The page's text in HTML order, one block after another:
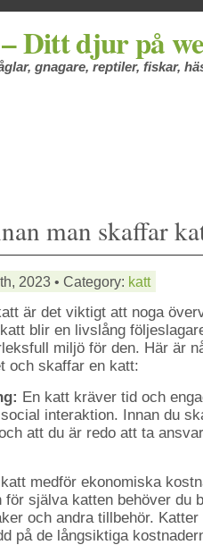
Ditt djur på
gnagare, reptiler, fiskar,
man skaffar
2023 • Category: katt
är det viktigt att noga
blir en livslång
miljö för den. Här är
och skaffar en katt:
En katt kräver tid och
interaktion. Innan du
att du är redo att ta
medför ekonomiska
för själva katten behöver du
och andra tillbehör.
på de långsiktiga